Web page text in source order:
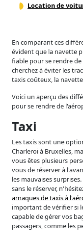
Location de
En comparant ces
évident que la navette
fiable pour se rendre
cherchez à éviter les
taxis coûteux, la
Voici un aperçu des
pour se rendre de
Taxi
Les taxis sont une
Charleroi à Bruxelles,
vous êtes plusieurs
vous de réserver à
les mauvaises
sans le réserver,
arnaques de taxis à
important de vérifier si
capable de gérer vos
passagers, comme les